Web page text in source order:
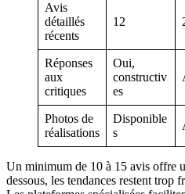
Avis
détaillés
récents
12
Réponses
aux
critiques
Oui,
constructiv
es
Photos de
réalisations
Disponible
s
Un minimum de 10 à 15 avis offre
dessous, les tendances restent trop